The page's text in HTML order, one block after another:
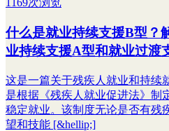
1169次浏览
什么是就业持续支援B型？
业持续支援A型和就业过渡
这是一篇关于残疾人就业和持续
是根据《残疾人就业促进法》制
稳定就业。该制度无论是否有残
望和技能 [&hellip;]